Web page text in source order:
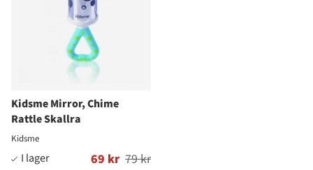
Kidsme Mirror, Chime
Rattle Skallra
Kidsme
69 kr
Ordinarie pris: 79 kr